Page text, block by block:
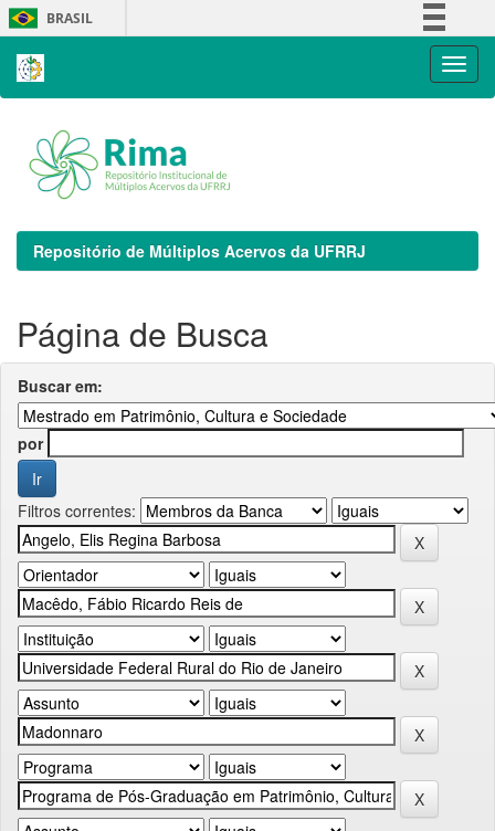
Skip
navigation
BRASIL
Repositório de Múltiplos Acervos da UFRRJ
Página de Busca
Buscar em:
por
Filtros correntes: